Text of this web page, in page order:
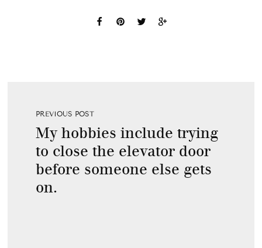
PREVIOUS POST
My hobbies include trying
to close the elevator door
before someone else gets
on.